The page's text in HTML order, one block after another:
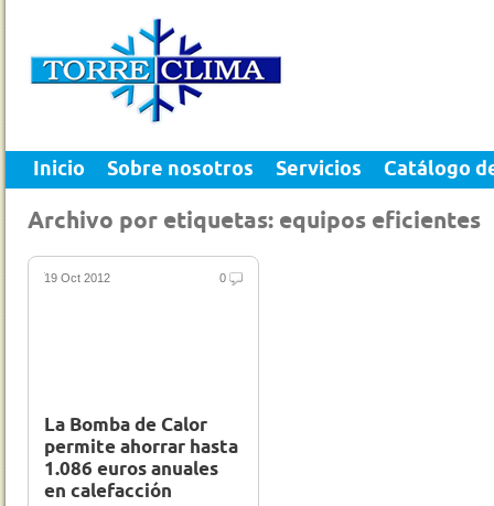
Inicio Sobre nosotros Servicios Catálogo
Archivo por etiquetas: equipos eficientes
19 Oct 2012 0
La Bomba de Calor
permite ahorrar hasta
1.086 euros anuales
en calefacción